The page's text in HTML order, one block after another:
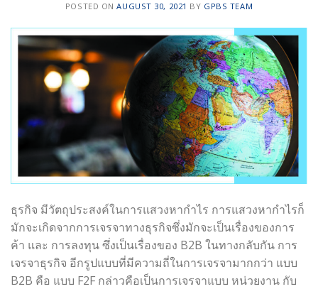
POSTED ONAUGUST 30, 2021 BY GPBS TEAM
ธุรกิจ มีวัตถุประสงค์ในการแสวงหากำไร การแสวงหากำไรก็
มักจะเกิดจากการเจรจาทางธุรกิจซึ่งมักจะเป็นเรื่องของการ
ค้า และ การลงทุน ซึ่งเป็นเรื่องของ B2B ในทางกลับกัน การ
เจรจาธุรกิจ อีกรูปแบบที่มีความถี่ในการเจรจามากกว่า แบบ
B2B คือ แบบ F2F กล่าวคือเป็นการเจรจาแบบ หน่วยงาน กับ